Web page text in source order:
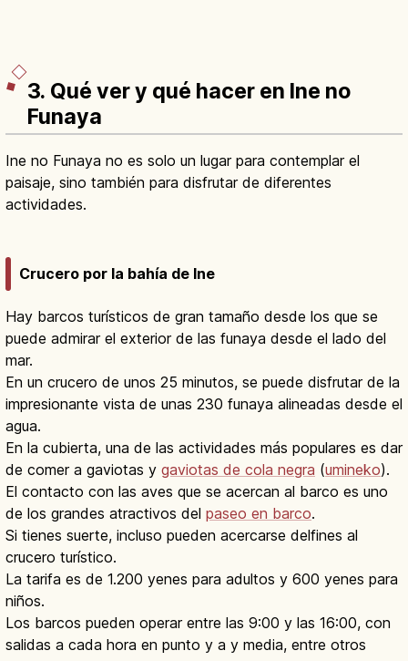
3. Qué ver y qué hacer en Ine no
Funaya
Ine no Funaya no es solo un lugar para contemplar el
paisaje, sino también para disfrutar de diferentes
actividades.
Crucero por la bahía de Ine
Hay barcos turísticos de gran tamaño desde los que se
puede admirar el exterior de las funaya desde el lado del
mar.
En un crucero de unos 25 minutos, se puede disfrutar de la
impresionante vista de unas 230 funaya alineadas desde el
agua.
En la cubierta, una de las actividades más populares es dar
de comer a gaviotas y gaviotas de cola negra (umineko).
El contacto con las aves que se acercan al barco es uno
de los grandes atractivos del paseo en barco.
Si tienes suerte, incluso pueden acercarse delfines al
crucero turístico.
La tarifa es de 1.200 yenes para adultos y 600 yenes para
niños.
Los barcos pueden operar entre las 9:00 y las 16:00, con
salidas a cada hora en punto y a y media, entre otros